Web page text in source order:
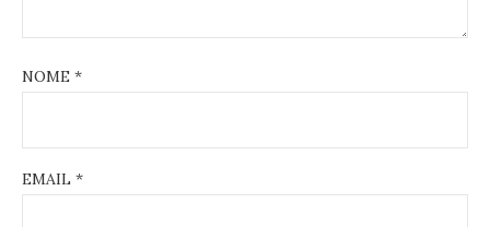
NOME *
EMAIL *